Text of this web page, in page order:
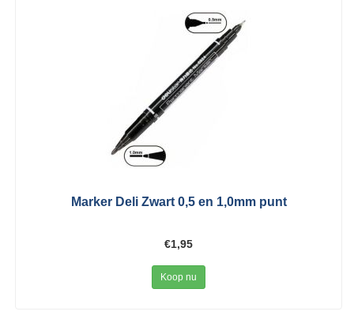
Marker Deli Zwart 0,5 en 1,0mm punt
€1,95
Koop nu